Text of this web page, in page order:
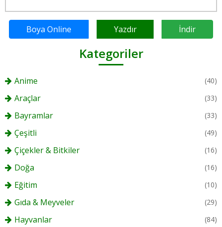
Boya Online Yazdır İndir
Kategoriler
Anime (40)
Araçlar (33)
Bayramlar (33)
Çeşitli (49)
Çiçekler & Bitkiler (16)
Doğa (16)
Eğitim (10)
Gıda & Meyveler (29)
Hayvanlar (84)